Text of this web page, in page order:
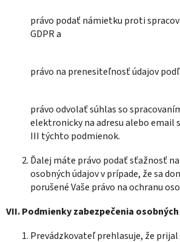
právo podať námietku proti
GDPR a
právo na prenesiteľnosť údajov
právo odvolať súhlas so
elektronicky na adresu alebo email
III týchto podmienok.
Ďalej máte právo podať sťažnosť
osobných údajov v prípade, že sa
porušené Vaše právo na ochranu
VII.Podmienky zabezpečenia
Prevádzkovateľ prehlasuje, že